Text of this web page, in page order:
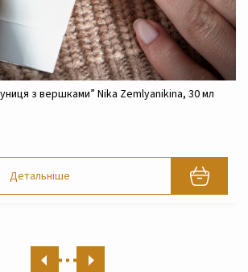
Крем реконструюючий живильний для